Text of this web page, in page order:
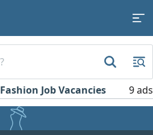
Fashion Job Vacancies 9 ads